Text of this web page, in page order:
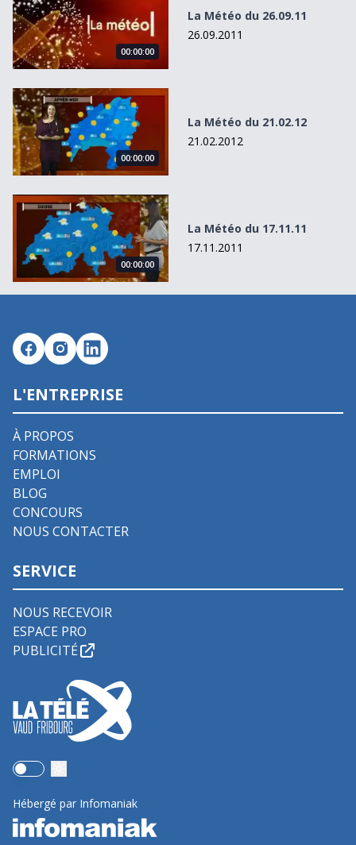
00:00:00
La Météo du 26.09.11
26.09.2011
La Météo du 21.02.12
00:00:00
La Météo du 21.02.12
21.02.2012
La Météo du 17.11.11
00:00:00
La Météo du 17.11.11
17.11.2011
L'ENTREPRISE
À PROPOS
FORMATIONS
EMPLOI
BLOG
CONCOURS
NOUS CONTACTER
SERVICE
NOUS RECEVOIR
ESPACE PRO
PUBLICITÉ
Use setting
Hébergé par Infomaniak